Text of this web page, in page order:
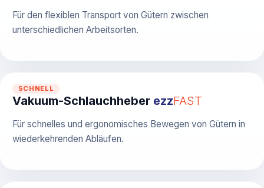
Für den flexiblen Transport von Gütern zwischen
unterschiedlichen Arbeitsorten.
SCHNELL
Vakuum-Schlauchheber ezzFAST
Für schnelles und ergonomisches Bewegen von Gütern in
wiederkehrenden Abläufen.